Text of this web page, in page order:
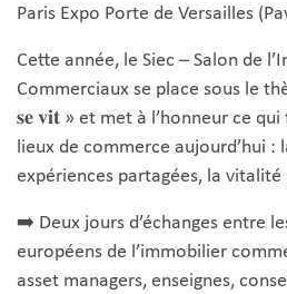
Paris Expo Porte de Versailles
Cette année, le Siec – Salon de
Commerciaux se place sous le
𝐬𝐞 𝐯𝐢𝐭 » et met à l’honneur ce
lieux de commerce aujourd’hui :
expériences partagées, la
➡️ Deux jours d’échanges entre
européens de l’immobilier
asset managers, enseignes,